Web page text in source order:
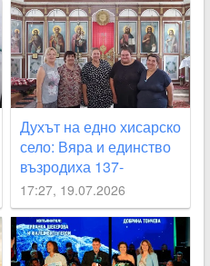
Духът на едно хисарско
село: Вяра и единство
възродиха 137-
годишния храм на
Черничево
17:27, 19.07.2026